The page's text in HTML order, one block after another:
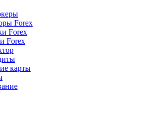
Forex
Forex
Forex
карты